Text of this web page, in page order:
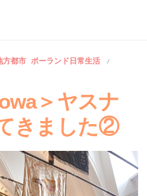
方都市 ポーランド日常生活 /
＞ヤスナ
きました②